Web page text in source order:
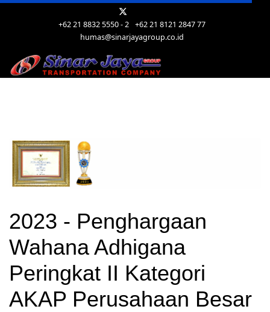
+62 21 8832 5550 - 2 +62 21 8121 2847 77
humas@sinarjayagroup.co.id
2023 - Penghargaan
Wahana Adhigana
Peringkat II Kategori
AKAP Perusahaan Besar